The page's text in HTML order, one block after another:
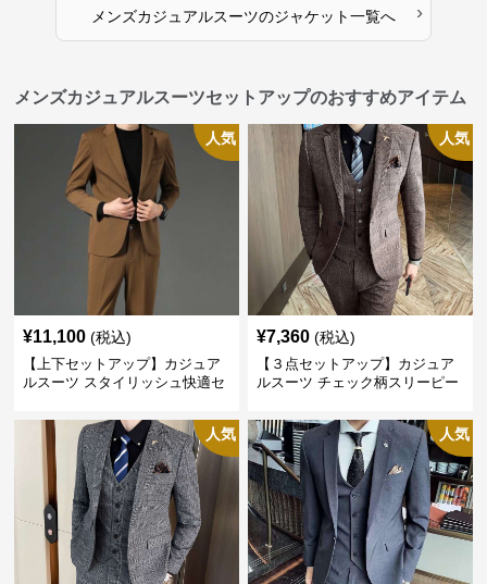
メンズカジュアルスーツのジャケット一覧へ ›
メンズカジュアルスーツセットアップのおすすめアイテム
人気
¥11,100 (税込)
【上下セットアップ】カジュア
ルスーツ スタイリッシュ快適セ
人気
¥7,360 (税込)
【３点セットアップ】カジュア
ルスーツ チェック柄スリーピー
人気 人気